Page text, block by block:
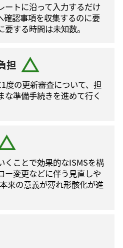
ートに沿って⼊⼒するだけ
確認事項を収集するのに要
する時間は未知数。
担
度の更新審査について、担
な準備手続きを進めて⾏く
くことで効果的なISMSを構
ー変更などに伴う⾒直しや
来の意義が薄れ形骸化が進